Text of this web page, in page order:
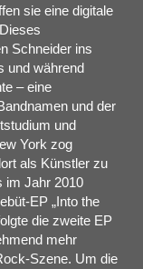
sie eine digitale
Schneider ins
und während
– eine
und der
und
York zog
als Künstler zu
im Jahr 2010
EP „Into the
die zweite EP
mehr
Szene. Um die